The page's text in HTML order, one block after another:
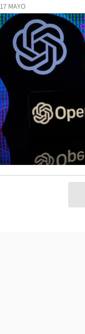
17 MAYO